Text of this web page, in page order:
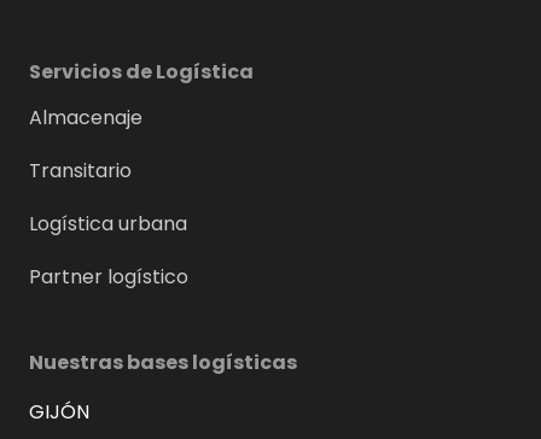
Servicios de Logística
Almacenaje
Transitario
Logística urbana
Partner logístico
Nuestras bases logísticas
GIJÓN